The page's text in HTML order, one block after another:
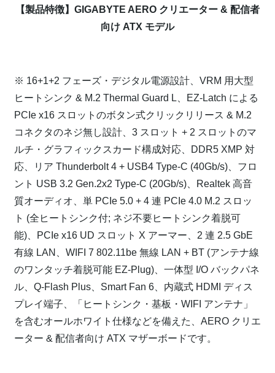
【製品特徴】GIGABYTE AERO クリエーター & 配信者
向け ATX モデル
※ 16+1+2 フェーズ・デジタル電源設計、VRM 用大型
ヒートシンク & M.2 Thermal Guard L、EZ-Latch による
PCIe x16 スロットのボタン式クリックリリース & M.2
コネクタのネジ無し設計、3 スロット + 2 スロットのマ
ルチ・グラフィックスカード構成対応、DDR5 XMP 対
応、リア Thunderbolt 4 + USB4 Type-C (40Gb/s)、フロ
ント USB 3.2 Gen.2x2 Type-C (20Gb/s)、Realtek 高音
質オーディオ、単 PCIe 5.0 + 4 連 PCIe 4.0 M.2 スロッ
ト (全ヒートシンク付; ネジ不要ヒートシンク着脱可
能)、PCIe x16 UD スロット X アーマー、2 連 2.5 GbE
有線 LAN、WIFI 7 802.11be 無線 LAN + BT (アンテナ線
のワンタッチ着脱可能 EZ-Plug)、一体型 I/O バックパネ
ル、Q-Flash Plus、Smart Fan 6、内蔵式 HDMI ディス
プレイ端子、「ヒートシンク・基板・WIFI アンテナ」
を含むオールホワイト仕様などを備えた、AERO クリエ
ーター & 配信者向け ATX マザーボードです。